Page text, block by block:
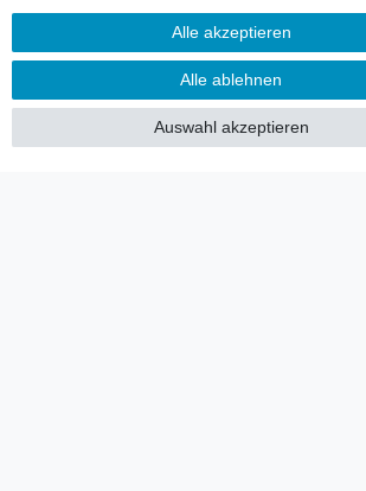
Sie möchten über neu
Lagerware oder
allgemein informiert
Alle akzeptieren
Alle ablehnen
Auswahl akzeptieren